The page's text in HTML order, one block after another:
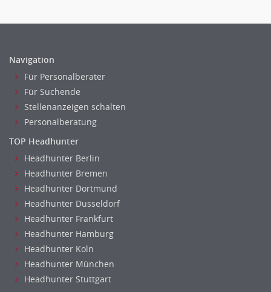
rec2rec
Recruiting, Personalmarketing
Referent
Anwaltschaft
Justiziariat, Rechtsabteilung
Notar-, Justizfachangestellter, Anwaltsfachgehilfe
Notariat
Richter, Justizbeamte
Analyst
Anlageberatung, Vermögensberatung
Asset-/Fonds-Management
Sicherheit
Banken, Finanzdienstleister und Versicherungen Finanzen
Versicherungen
Naturwissenschaften & Forschung
Navigation
Für Personalberater
Für Suchende
Stellenanzeigen schalten
Personalberatung
TOP Headhunter
Headhunter Berlin
Headhunter Bremen
Headhunter Dortmund
Headhunter Dusseldorf
Headhunter Frankfurt
Headhunter Hamburg
Headhunter Koln
Headhunter München
Headhunter Stuttgart